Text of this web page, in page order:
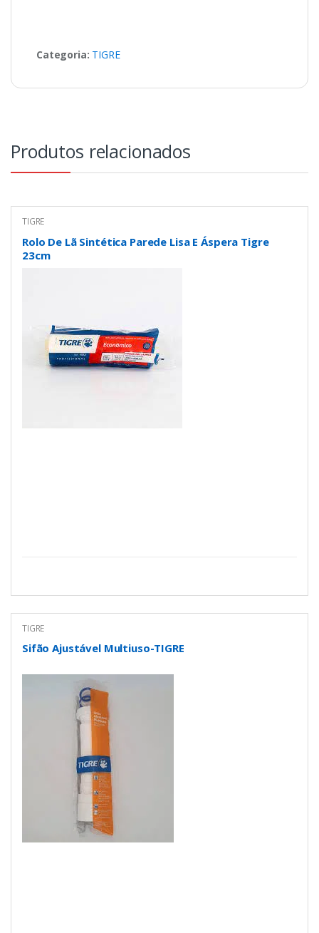
Categoria: TIGRE
Produtos relacionados
TIGRE
Rolo De Lã Sintética Parede Lisa E Áspera Tigre
23cm
TIGRE
Sifão Ajustável Multiuso-TIGRE